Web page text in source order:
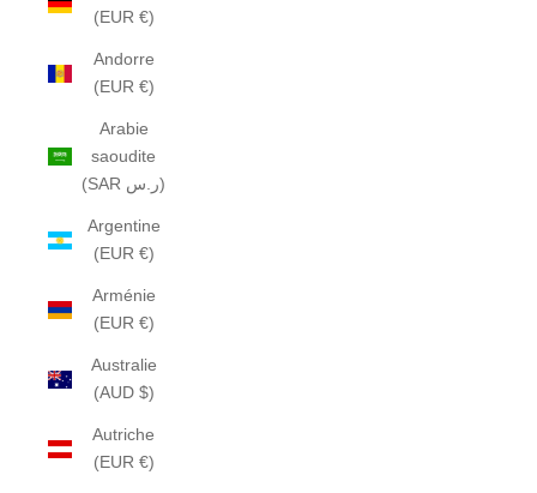
(EUR €)
Andorre
(EUR €)
Arabie
saoudite
(SAR ر.س)
Argentine
(EUR €)
Arménie
(EUR €)
Australie
(AUD $)
Autriche
(EUR €)